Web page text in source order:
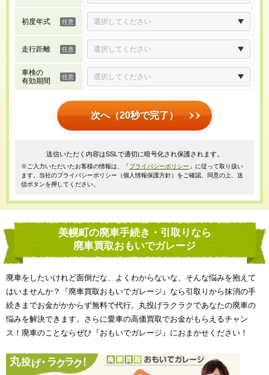
初度年式
走行距離
車検の
有効期間
次へ（20秒で完了）
送信いただく内容はSSLで適切に暗号化され保護されます。
※ご入力いただいたお客様の情報は、「プライバシーポリシー 」に従って取り扱い
ます。当社のプライバシーポリシー（個人情報保護方針）をご確認、同意の上、送
信ボタンを押してください。
美幌町の廃車手続き・引取りなら
廃車買取おもいでガレージ
廃車をしたいけれど面倒だな、よくわからないな、そんな悩みを抱えて
はいませんか？『廃車買取おもいでガレージ』なら引取りから抹消の手
続きまでお金がかからず無料で代行。丸投げラクラクであなたの廃車の
悩みを解決できます。さらに愛車の高価買取でお金がもらえるチャン
ス！廃車のことならぜひ『おもいでガレージ』におまかせください！